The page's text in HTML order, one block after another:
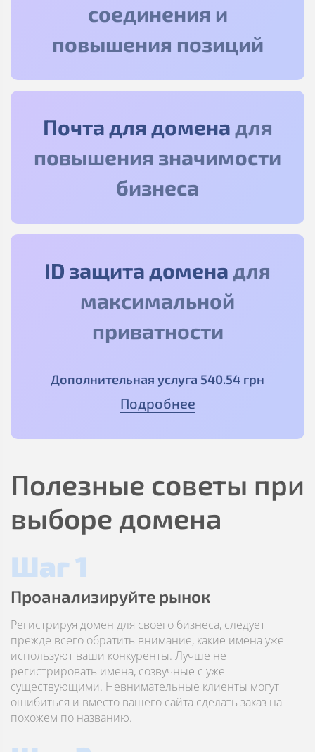
соединения и
повышения позиций
Почта для доменадля
повышения значимости
бизнеса
ID защита доменадля
максимальной
приватности
Дополнительная услуга 540.54 грн
Подробнее
Полезные советы при
выборе домена
Шаг 1
Проанализируйте рынок
Регистрируя домен для своего бизнеса, следует
прежде всего обратить внимание, какие имена уже
используют ваши конкуренты. Лучше не
регистрировать имена, созвучные с уже
существующими. Невнимательные клиенты могут
ошибиться и вместо вашего сайта сделать заказ на
похожем по названию.